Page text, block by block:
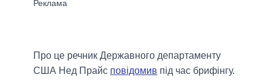
Про це речник Державного департаменту
США Нед Прайс повідомив під час брифінгу.